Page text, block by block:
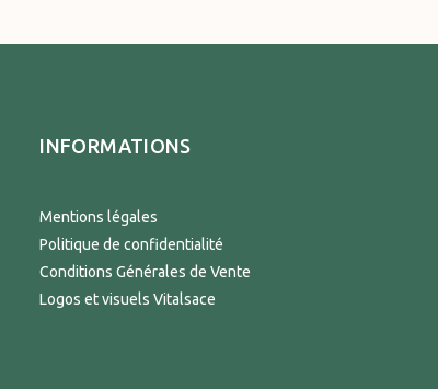
INFORMATIONS
Mentions légales
Politique de confidentialité
Conditions Générales de Vente
Logos et visuels Vitalsace